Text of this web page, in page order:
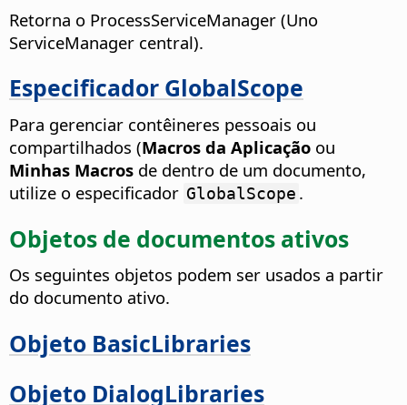
Retorna o ProcessServiceManager (Uno
ServiceManager central).
Especificador GlobalScope
Para gerenciar contêineres pessoais ou
compartilhados (Macros da Aplicação ou
Minhas Macros de dentro de um documento,
utilize o especificador GlobalScope .
Objetos de documentos ativos
Os seguintes objetos podem ser usados a partir
do documento ativo.
Objeto BasicLibraries
Objeto DialogLibraries